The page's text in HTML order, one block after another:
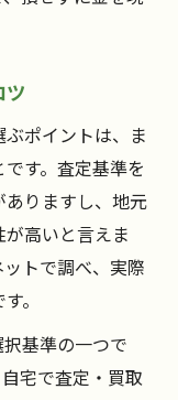
ツ
ポイントは、ま
す。査定基準を
りますし、地元
高いと言えま
トで調べ、実際
。
基準の一つで
宅で査定・買取